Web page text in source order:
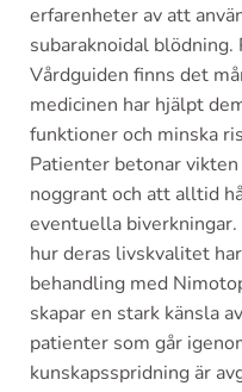
erfarenheter av att
subaraknoidal
Vårdguiden finns det
medicinen har hjälpt
funktioner och minska
Patienter betonar
noggrant och att alltid
eventuella
hur deras livskvalitet
behandling med
skapar en stark känsla
patienter som går
kunskapsspridning är